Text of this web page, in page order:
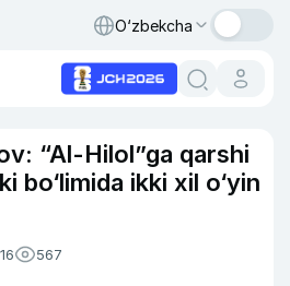
O‘zbekcha
“Al-Hilol”ga qarshi
bo‘limida ikki xil o‘yin
567